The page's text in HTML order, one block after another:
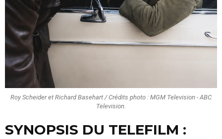
Roy Scheider et Richard Basehart / Crédits photo : MGM Television - ABC
Television.
SYNOPSIS DU TELEFILM :